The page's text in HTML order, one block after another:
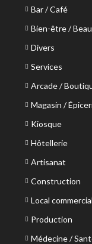
Bar / Café
Bien-être /
Divers
Services
Arcade /
Magasin /
Kiosque
Hôtellerie
Artisanat
Construction
Local commercial
Production
Médecine /